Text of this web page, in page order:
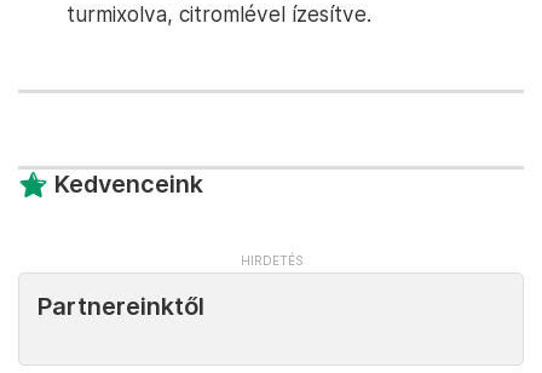
turmixolva, citromlével ízesítve.
Kedvenceink
Partnereinktől